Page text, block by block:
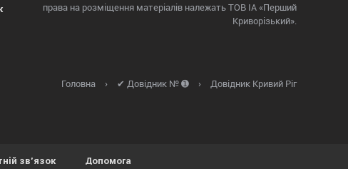
права на розміщення матеріалів належать ТОВ ІА «Перший
Криворізький».
Головна › ✔ Довідник № ➊ › Довідник Кривий Ріг
зв'язок Допомога